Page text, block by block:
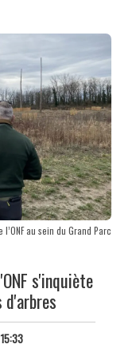
au sein du Grand Parc
s'inquiète